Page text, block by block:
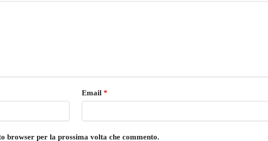
Email *
browser per la prossima volta che commento.